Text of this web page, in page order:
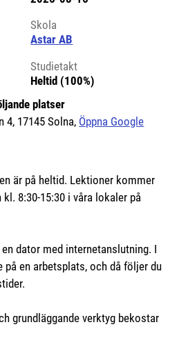
Skola
Astar AB
Studietakt
Heltid (100%)
platser
4, 17145 Solna, Öppna Google
på heltid. Lektioner kommer
8:30-15:30 i våra lokaler på
dator med internetanslutning. I
på en arbetsplats, och då följer du
grundläggande verktyg bekostar